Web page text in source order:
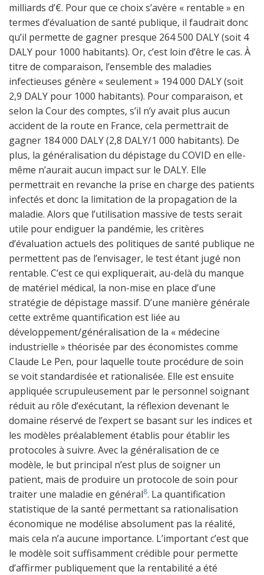
milliards d’€. Pour que ce choix s’avère « rentable » en
termes d’évaluation de santé publique, il faudrait donc
qu’il permette de gagner presque 264 500 DALY (soit 4
DALY pour 1000 habitants). Or, c’est loin d’être le cas. À
titre de comparaison, l’ensemble des maladies
infectieuses génère « seulement » 194 000 DALY (soit
2,9 DALY pour 1000 habitants). Pour comparaison, et
selon la Cour des comptes, s’il n’y avait plus aucun
accident de la route en France, cela permettrait de
gagner 184 000 DALY (2,8 DALY/1 000 habitants). De
plus, la généralisation du dépistage du COVID en elle-
même n’aurait aucun impact sur le DALY. Elle
permettrait en revanche la prise en charge des patients
infectés et donc la limitation de la propagation de la
maladie. Alors que l’utilisation massive de tests serait
utile pour endiguer la pandémie, les critères
d’évaluation actuels des politiques de santé publique ne
permettent pas de l’envisager, le test étant jugé non
rentable. C’est ce qui expliquerait, au-delà du manque
de matériel médical, la non-mise en place d’une
stratégie de dépistage massif. D’une manière générale
cette extrême quantification est liée au
développement/généralisation de la « médecine
industrielle » théorisée par des économistes comme
Claude Le Pen, pour laquelle toute procédure de soin
se voit standardisée et rationalisée. Elle est ensuite
appliquée scrupuleusement par le personnel soignant
réduit au rôle d’exécutant, la réflexion devenant le
domaine réservé de l’expert se basant sur les indices et
les modèles préalablement établis pour établir les
protocoles à suivre. Avec la généralisation de ce
modèle, le but principal n’est plus de soigner un
patient, mais de produire un protocole de soin pour
traiter une maladie en général8. La quantification
statistique de la santé permettant sa rationalisation
économique ne modélise absolument pas la réalité,
mais cela n’a aucune importance. L’important c’est que
le modèle soit suffisamment crédible pour permette
d’affirmer publiquement que la rentabilité a été